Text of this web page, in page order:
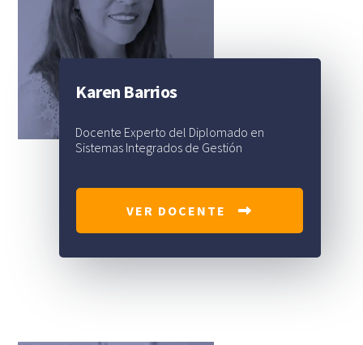
Karen Barrios
Docente Experto del Diplomado en
Sistemas Integrados de Gestión
VER DOCENTE